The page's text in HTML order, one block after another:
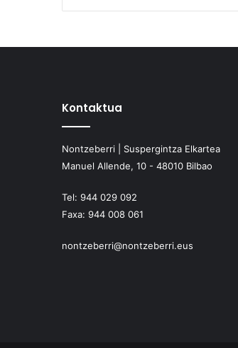
Kontaktua
Nontzeberri | Suspergintza Elkartea
Manuel Allende, 10 - 48010 Bilbao
Tel: 944 029 092
Faxa: 944 008 061
nontzeberri@nontzeberri.eus